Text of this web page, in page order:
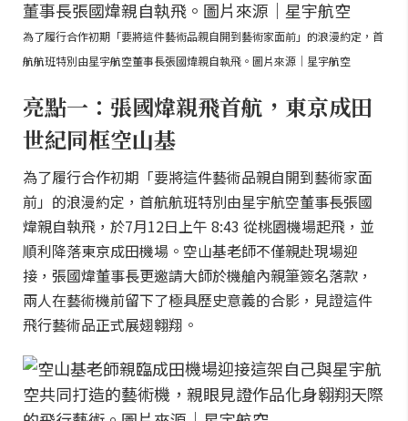
為了履行合作初期「要將這件藝術品親自開到藝術家面前」的浪漫約定，首
航航班特別由星宇航空董事長張國煒親自執飛。圖片來源｜星宇航空
亮點一：張國煒親飛首航，東京成田
世紀同框空山基
為了履行合作初期「要將這件藝術品親自開到藝術家面
前」的浪漫約定，首航航班特別由星宇航空董事長張國
煒親自執飛，於7月12日上午 8:43 從桃園機場起飛，並
順利降落東京成田機場。空山基老師不僅親赴現場迎
接，張國煒董事長更邀請大師於機艙內親筆簽名落款，
兩人在藝術機前留下了極具歷史意義的合影，見證這件
飛行藝術品正式展翅翱翔。